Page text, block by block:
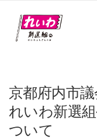
京都府内市
れいわ新選
ついて